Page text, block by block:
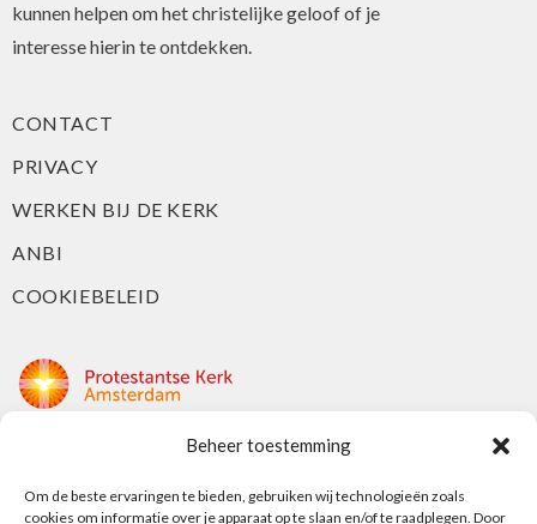
Beheer toestemming
Om de beste ervaringen te bieden, gebruiken wij technologieën zoals
cookies om informatie over je apparaat op te slaan en/of te raadplegen. Door
kunnen helpen om het christelijke geloof of je
interesse hierin te ontdekken.
CONTACT
PRIVACY
WERKEN BIJ DE KERK
ANBI
COOKIEBELEID
Nieuwe Herengracht 18